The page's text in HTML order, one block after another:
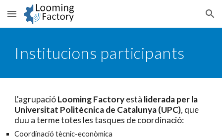
Skip to main content Skip to navigation
Institucions participants
L'agrupació Looming Factory està liderada per la
Universitat Politècnica de Catalunya (UPC), que
duu a terme totes les tasques de coordinació:
Coordinació tècnic-econòmica